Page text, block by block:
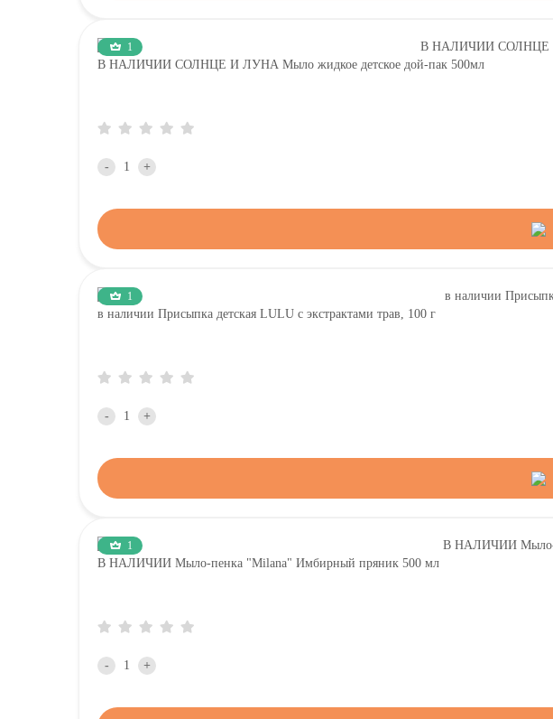
1
В НАЛИЧИИ СОЛНЦЕ И ЛУНА Мыло жидкое детское дой-пак 500мл
- +
1
в наличии Присыпка детская LULU с экстрактами трав, 100 г
- +
1
В НАЛИЧИИ Мыло-пенка "Milana" Имбирный пряник 500 мл
- +